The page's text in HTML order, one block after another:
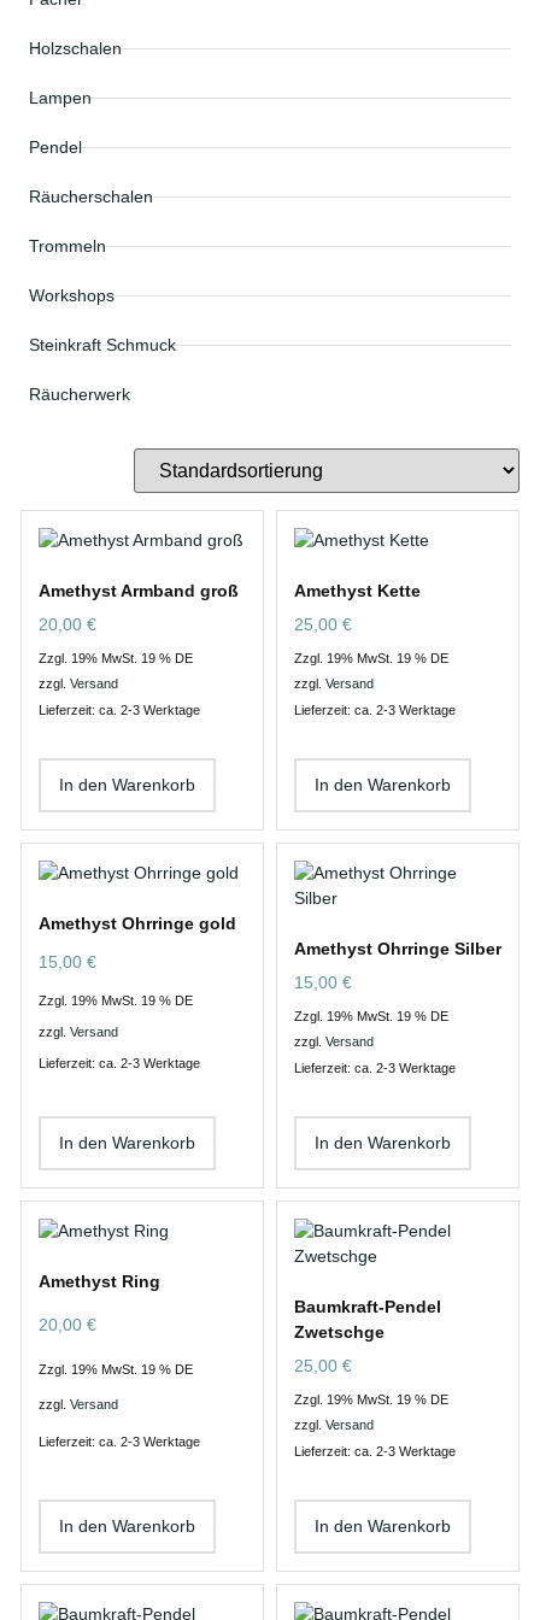
Amethyst Armband groß
20,00 €
Zzgl. 19% MwSt. 19 % DE
zzgl. Versand
Lieferzeit: ca. 2-3 Werktage
In den Warenkorb
Amethyst Kette
25,00 €
Zzgl. 19% MwSt. 19 % DE
zzgl. Versand
Lieferzeit: ca. 2-3 Werktage
In den Warenkorb
Amethyst Ohrringe gold
15,00 €
Zzgl. 19% MwSt. 19 % DE
zzgl. Versand
Lieferzeit: ca. 2-3 Werktage
In den Warenkorb
Amethyst Ohrringe Silber
15,00 €
Zzgl. 19% MwSt. 19 % DE
zzgl. Versand
Lieferzeit: ca. 2-3 Werktage
In den Warenkorb
Amethyst Ring
20,00 €
Zzgl. 19% MwSt. 19 % DE
zzgl. Versand
Lieferzeit: ca. 2-3 Werktage
In den Warenkorb
Baumkraft-Pendel
Zwetschge
25,00 €
Zzgl. 19% MwSt. 19 % DE
zzgl. Versand
Lieferzeit: ca. 2-3 Werktage
In den Warenkorb
Holzschalen
Lampen
Pendel
Räucherschalen
Trommeln
Workshops
Steinkraft Schmuck
Räucherwerk